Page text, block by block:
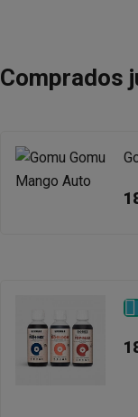
Comprados
